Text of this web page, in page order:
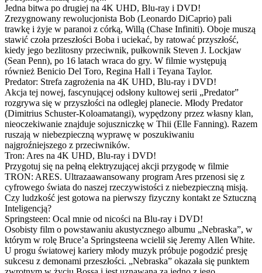
Jedna bitwa po drugiej na 4K UHD, Blu-ray i DVD!
Zrezygnowany rewolucjonista Bob (Leonardo DiCaprio) pali
trawkę i żyje w paranoi z córką, Willą (Chase Infiniti). Oboje muszą
stawić czoła przeszłości Boba i uciekać, by ratować przyszłość,
kiedy jego bezlitosny przeciwnik, pułkownik Steven J. Lockjaw
(Sean Penn), po 16 latach wraca do gry. W filmie występują
również Benicio Del Toro, Regina Hall i Teyana Taylor.
Predator: Strefa zagrożenia na 4K UHD, Blu-ray i DVD!
Akcja tej nowej, fascynującej odsłony kultowej serii „Predator”
rozgrywa się w przyszłości na odległej planecie. Młody Predator
(Dimitrius Schuster-Koloamatangi), wypędzony przez własny klan,
nieoczekiwanie znajduje sojuszniczkę w Thii (Elle Fanning). Razem
ruszają w niebezpieczną wyprawę w poszukiwaniu
najgroźniejszego z przeciwników.
Tron: Ares na 4K UHD, Blu-ray i DVD!
Przygotuj się na pełną elektryzującej akcji przygodę w filmie
TRON: ARES. Ultrazaawansowany program Ares przenosi się z
cyfrowego świata do naszej rzeczywistości z niebezpieczną misją.
Czy ludzkość jest gotowa na pierwszy fizyczny kontakt ze Sztuczną
Inteligencją?
Springsteen: Ocal mnie od nicości na Blu-ray i DVD!
Osobisty film o powstawaniu akustycznego albumu „Nebraska”, w
którym w rolę Bruce’a Springsteena wcielił się Jeremy Allen White.
U progu światowej kariery młody muzyk próbuje pogodzić presję
sukcesu z demonami przeszłości. „Nebraska” okazała się punktem